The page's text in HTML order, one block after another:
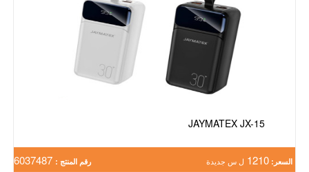
JAYMATEX JX-15
السعر: 1210 ل س جديدة رقم المنتج :